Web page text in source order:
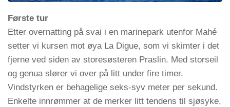
Første tur
Etter overnatting på svai i en marinepark utenfor Mahé
setter vi kursen mot øya La Digue, som vi skimter i det
fjerne ved siden av storesøsteren Praslin. Med storseil
og genua slører vi over på litt under fire timer.
Vindstyrken er behagelige seks-syv meter per sekund.
Enkelte innrømmer at de merker litt tendens til sjøsyke,